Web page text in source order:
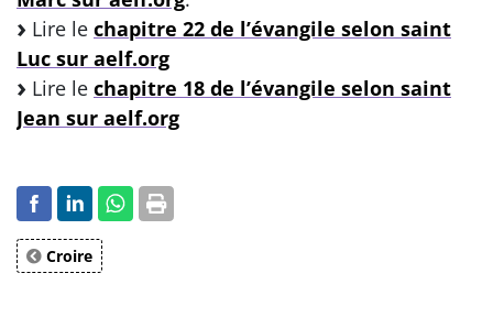
Lire le chapitre 22 de l’évangile selon saint
Luc sur aelf.org
Lire le chapitre 18 de l’évangile selon saint
Jean sur aelf.org
Croire